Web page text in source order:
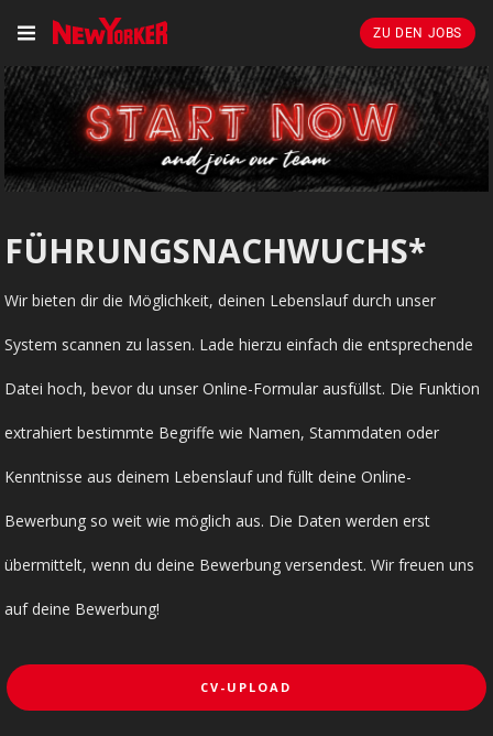
ZU DEN JOBS
FÜHRUNGSNACHWUCHS*
Wir bieten dir die Möglichkeit, deinen Lebenslauf durch unser
System scannen zu lassen. Lade hierzu einfach die entsprechende
Datei hoch, bevor du unser Online-Formular ausfüllst. Die Funktion
extrahiert bestimmte Begriffe wie Namen, Stammdaten oder
Kenntnisse aus deinem Lebenslauf und füllt deine Online-
Bewerbung so weit wie möglich aus. Die Daten werden erst
übermittelt, wenn du deine Bewerbung versendest. Wir freuen uns
auf deine Bewerbung!
CV-UPLOAD